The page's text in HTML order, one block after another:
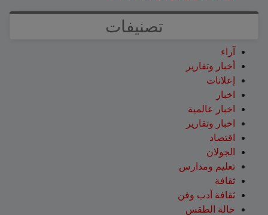
تصنيفات
آراء
أخبار وتقارير
إعلانات
اخبار
اخبار عالمية
اخبار وتقارير
اقتصاد
الجولان
تعليم ومدارس
ثقافة
ثقافة أدب وفن
حالة الطقس